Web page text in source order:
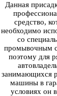
Данная
средство,
необходимо
со
промывочным
поэтому для
занимающихся
машины в
условиях он